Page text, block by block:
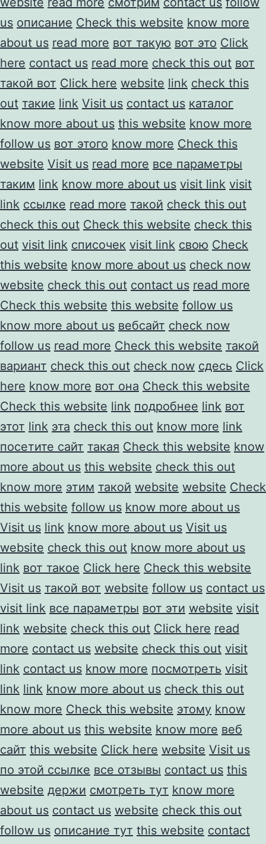
us описание Check this website know more
about us read more вот такую вот это Click
here contact us read more check this out вот
такой вот Click here website link check this
out такие link Visit us contact us каталог
know more about us this website know more
follow us вот этого know more Check this
website Visit us read more все параметры
таким link know more about us visit link visit
link ссылке read more такой check this out
check this out Check this website check this
out visit link списочек visit link свою Check
this website know more about us check now
website check this out contact us read more
Check this website this website follow us
know more about us вебсайт check now
follow us read more Check this website такой
вариант check this out check now сдесь Click
here know more вот она Check this website
Check this website link подробнее link вот
этот link эта check this out know more link
посетите сайт такая Check this website know
more about us this website check this out
know more этим такой website website Check
this website follow us know more about us
Visit us link know more about us Visit us
website check this out know more about us
link вот такое Click here Check this website
Visit us такой вот website follow us contact us
visit link все параметры вот эти website visit
link website check this out Click here read
more contact us website check this out visit
link contact us know more посмотреть visit
link link know more about us check this out
know more Check this website этому know
more about us this website know more веб
сайт this website Click here website Visit us
по этой ссылке все отзывы contact us this
website держи смотреть тут know more
about us contact us website check this out
follow us описание тут this website contact